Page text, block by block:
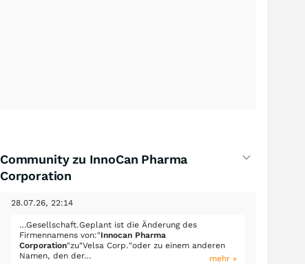
Community zu InnoCan Pharma
Corporation
28.07.26, 22:14
…Gesellschaft.Geplant ist die Änderung des
Firmennamens von:"Innocan Pharma
Corporation"zu"Velsa Corp."oder zu einem anderen
Namen, den der…
mehr »